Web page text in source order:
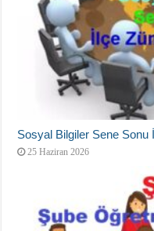
Sosyal Bilgiler Sene Sonu
25 Haziran 2026